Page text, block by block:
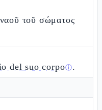
τοῦ σώματος
del suo corpoⓘ.